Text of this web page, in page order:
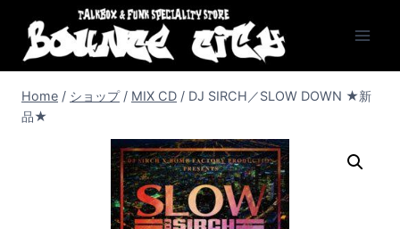
content
Home / ショップ / MIX CD / DJ SIRCH／SLOW DOWN ★新
品★